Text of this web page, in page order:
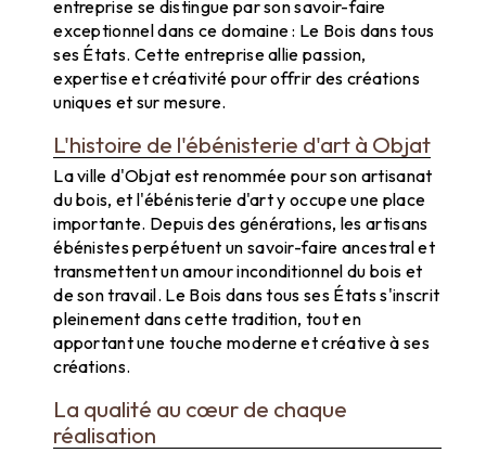
entreprise se distingue par son savoir-faire
exceptionnel dans ce domaine : Le Bois dans tous
ses États. Cette entreprise allie passion,
expertise et créativité pour offrir des créations
uniques et sur mesure.
L'histoire de l'ébénisterie d'art à Objat
La ville d'Objat est renommée pour son artisanat
du bois, et l'ébénisterie d'art y occupe une place
importante. Depuis des générations, les artisans
ébénistes perpétuent un savoir-faire ancestral et
transmettent un amour inconditionnel du bois et
de son travail. Le Bois dans tous ses États s'inscrit
pleinement dans cette tradition, tout en
apportant une touche moderne et créative à ses
créations.
La qualité au cœur de chaque
réalisation